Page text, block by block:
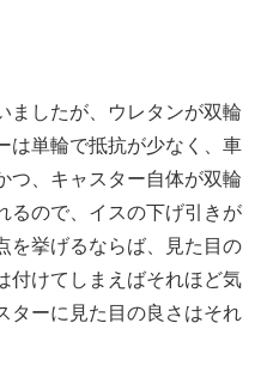
ましたが、ウレタンが双輪
は単輪で抵抗が少なく、車
つ、キャスター自体が双輪
るので、イスの下げ引きが
を挙げるならば、見た目の
付けてしまえばそれほど気
ターに見た目の良さはそれ